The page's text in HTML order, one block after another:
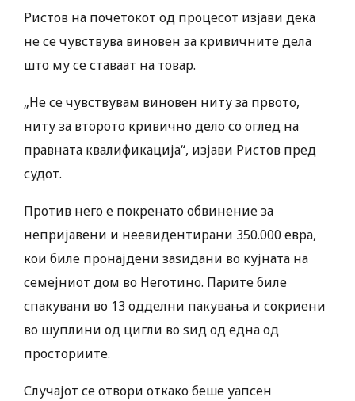
Ристов на почетокот од процесот изјави дека
не се чувствува виновен за кривичните дела
што му се ставаат на товар.
„Не се чувствувам виновен ниту за првото,
ниту за второто кривично дело со оглед на
правната квалификација“, изјави Ристов пред
судот.
Против него е покренато обвинение за
непријавени и неевидентирани 350.000 евра,
кои биле пронајдени заѕидани во кујната на
семејниот дом во Неготино. Парите биле
спакувани во 13 одделни пакувања и сокриени
во шуплини од цигли во ѕид од една од
просториите.
Случајот се отвори откако беше уапсен